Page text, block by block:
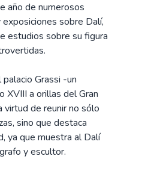
año de numerosos
sobre Dalí,
estudios sobre su figura
Grassi -un
XVIII a orillas del Gran
virtud de reunir no sólo
sino que destaca
ya que muestra al Dalí
y escultor.